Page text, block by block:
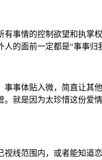
事情的控制欲望和执
的面前一定都是“事事归
事体贴入微，简直让
就是因为太珍惜这份
线范围内，或者能知